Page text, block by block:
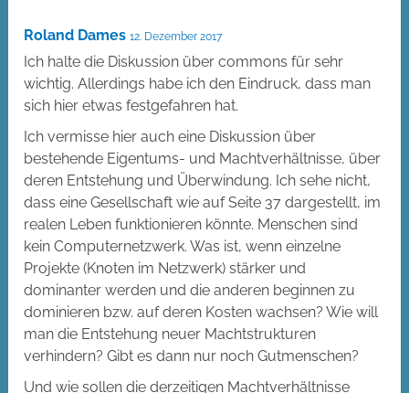
Roland Dames 12. Dezember 2017
Ich halte die Diskussion über commons für sehr
wichtig. Allerdings habe ich den Eindruck, dass man
sich hier etwas festgefahren hat.
Ich vermisse hier auch eine Diskussion über
bestehende Eigentums- und Machtverhältnisse, über
deren Entstehung und Überwindung. Ich sehe nicht,
dass eine Gesellschaft wie auf Seite 37 dargestellt, im
realen Leben funktionieren könnte. Menschen sind
kein Computernetzwerk. Was ist, wenn einzelne
Projekte (Knoten im Netzwerk) stärker und
dominanter werden und die anderen beginnen zu
dominieren bzw. auf deren Kosten wachsen? Wie will
man die Entstehung neuer Machtstrukturen
verhindern? Gibt es dann nur noch Gutmenschen?
Und wie sollen die derzeitigen Machtverhältnisse